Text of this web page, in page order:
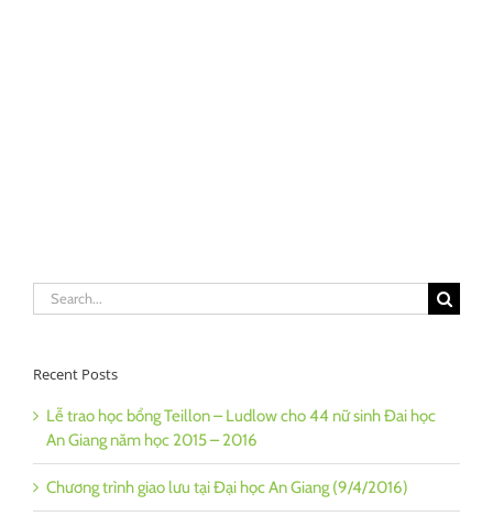
Search
for:
Recent Posts
Lễ trao học bổng Teillon – Ludlow cho 44 nữ sinh Đai học
An Giang năm học 2015 – 2016
Chương trình giao lưu tại Đại học An Giang (9/4/2016)